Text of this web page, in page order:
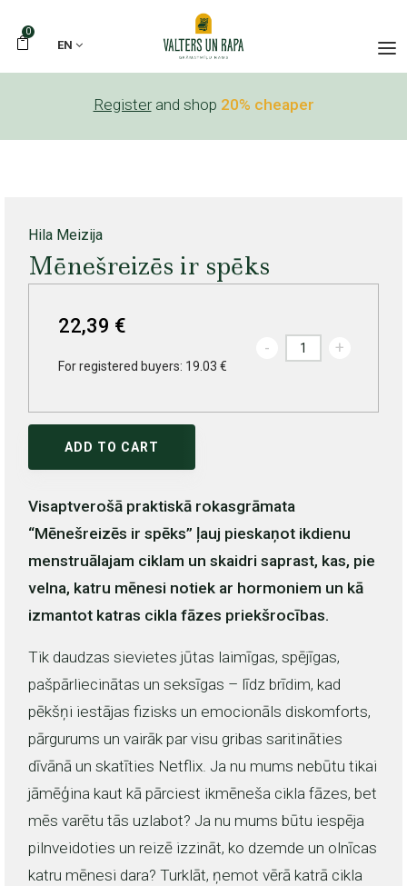
0
EN
Register and shop 20% cheaper
Hila Meizija
Mēnešreizēs ir spēks
22,39 €
For registered buyers: 19.03 €
- +
ADD TO CART
Visaptverošā praktiskā rokasgrāmata
“Mēnešreizēs ir spēks” ļauj pieskaņot ikdienu
menstruālajam ciklam un skaidri saprast, kas, pie
velna, katru mēnesi notiek ar hormoniem un kā
izmantot katras cikla fāzes priekšrocības.
Tik daudzas sievietes jūtas laimīgas, spējīgas,
pašpārliecinātas un seksīgas – līdz brīdim, kad
pēkšņi iestājas fizisks un emocionāls diskomforts,
pārgurums un vairāk par visu gribas saritināties
dīvānā un skatīties Netflix. Ja nu mums nebūtu tikai
jāmēģina kaut kā pārciest ikmēneša cikla fāzes, bet
mēs varētu tās uzlabot? Ja nu mums būtu iespēja
pilnveidoties un reizē izzināt, ko dzemde un olnīcas
katru mēnesi dara? Turklāt, ņemot vērā katrā cikla